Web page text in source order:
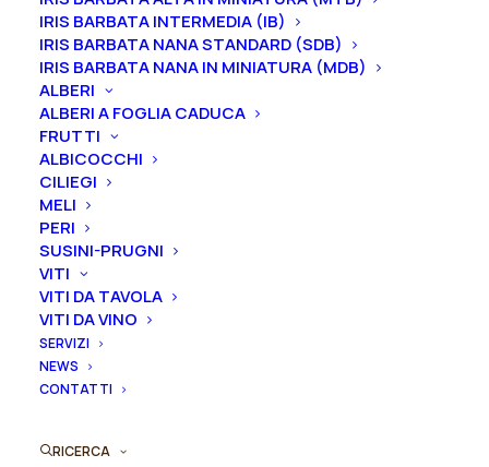
IRIS BARBATA INTERMEDIA (IB)
IRIS BARBATA NANA STANDARD (SDB)
IRIS BARBATA NANA IN MINIATURA (MDB)
ALBERI
ALBERI A FOGLIA CADUCA
FRUTTI
ALBICOCCHI
CILIEGI
MELI
PERI
SUSINI-PRUGNI
VITI
VITI DA TAVOLA
VITI DA VINO
SERVIZI
NEWS
CONTATTI
RICERCA
25,00€
La peonia lactiflora “Highlight” ha un fiore stradoppio,
rosso scuro. Il profumo è assente, la
intermedia.
Ti ricordiamo che le nostre peonie vengono
vendute in vaso, con un apparato radicale ben
affrancato e differente in base alla dimensione della
pianta.
2-3 gemme equivale ad un vaso 16/18/20 cm
3-5 gemme equivale ad un vaso 22/24/26 cm
Gemme